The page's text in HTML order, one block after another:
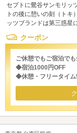
セプトに鶯谷サンモリッ
トの後に憩いの刻（トキ
ッツブランドは第三惑星
クーポン
ご休憩でもご宿泊でも
◆宿泊1000円OFF
◆休憩・フリータイム